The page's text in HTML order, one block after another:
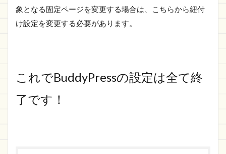
象となる固定ページを変更する場合は、こちらから紐付
け設定を変更する必要があります。
これでBuddyPressの設定は全て終
了です！